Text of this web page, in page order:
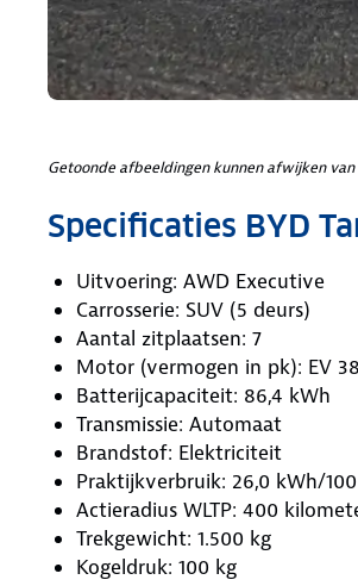
Getoonde afbeeldingen kunnen afwijken
Specificaties BYD
Uitvoering: AWD Executive
Carrosserie: SUV (5 deurs)
Aantal zitplaatsen: 7
Motor (vermogen in pk): EV
Batterijcapaciteit: 86,4 kWh
Transmissie: Automaat
Brandstof: Elektriciteit
Praktijkverbruik: 26,0 kWh/
Actieradius WLTP: 400
Trekgewicht: 1.500 kg
Kogeldruk: 100 kg